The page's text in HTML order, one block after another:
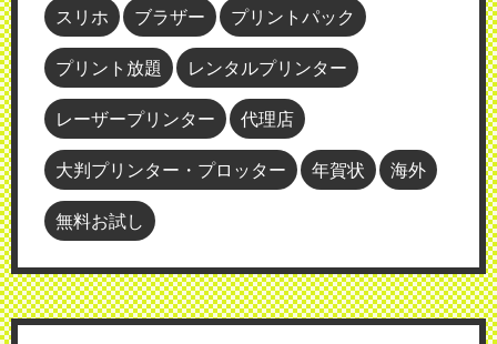
スリホ ブラザー プリントパック
プリント放題 レンタルプリンター
レーザープリンター 代理店
大判プリンター・プロッター 年賀状 海外
無料お試し